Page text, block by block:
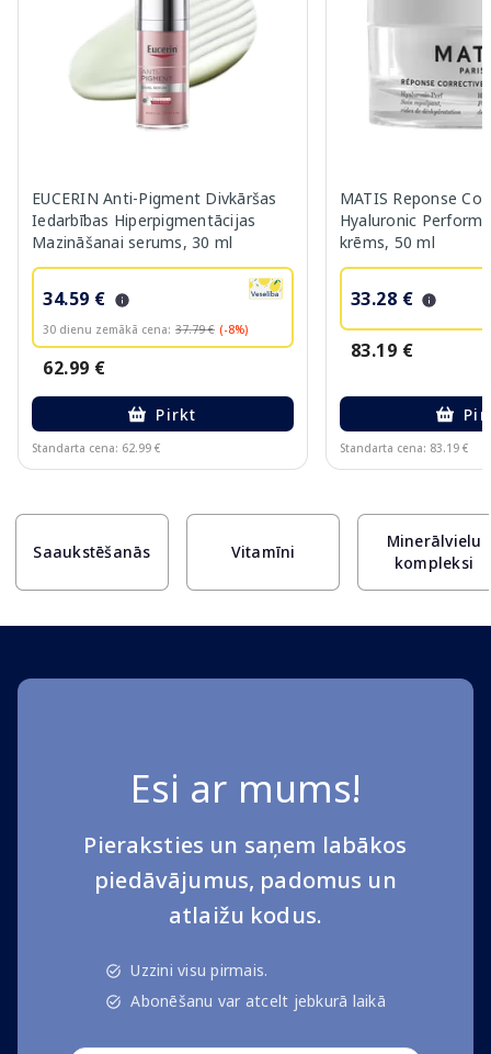
EUCERIN Anti-Pigment Divkāršas
Iedarbības Hiperpigmentācijas
Mazināšanai serums, 30 ml
34.59 €
30 dienu zemākā cena: 37.79 € (-8%)
62.99 €
Pirkt
Standarta cena: 62.99 €
MATIS Reponse
Hyaluronic
krēms, 50 ml
33.28 €
83.19 €
Standarta cena: 83.19 €
Saaukstēšanās Vitamīni
Minerālvielu
kompleksi
Esi ar mums!
Pieraksties un saņem labākos
piedāvājumus, padomus un
atlaižu kodus.
Uzzini visu pirmais.
Abonēšanu var atcelt jebkurā laikā